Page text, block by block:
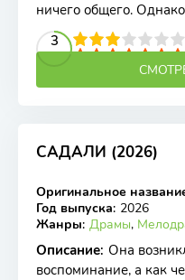
ничего общего.
3
4 5 6 7 8 9 10
САДАЛИ (2026)
WEB-DL
Оригинальное
Год выпуска: 2026
Жанры: Драмы,
Описание: Она
воспоминание, а как